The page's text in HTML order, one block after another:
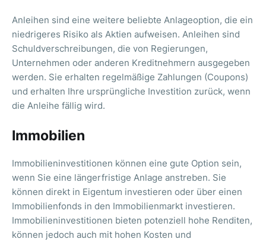
Anleihen sind eine weitere beliebte Anlageoption, die ein
niedrigeres Risiko als Aktien aufweisen. Anleihen sind
Schuldverschreibungen, die von Regierungen,
Unternehmen oder anderen Kreditnehmern ausgegeben
werden. Sie erhalten regelmäßige Zahlungen (Coupons)
und erhalten Ihre ursprüngliche Investition zurück, wenn
die Anleihe fällig wird.
Immobilien
Immobilieninvestitionen können eine gute Option sein,
wenn Sie eine längerfristige Anlage anstreben. Sie
können direkt in Eigentum investieren oder über einen
Immobilienfonds in den Immobilienmarkt investieren.
Immobilieninvestitionen bieten potenziell hohe Renditen,
können jedoch auch mit hohen Kosten und